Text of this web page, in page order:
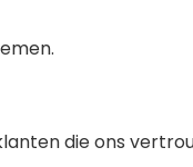
die ons